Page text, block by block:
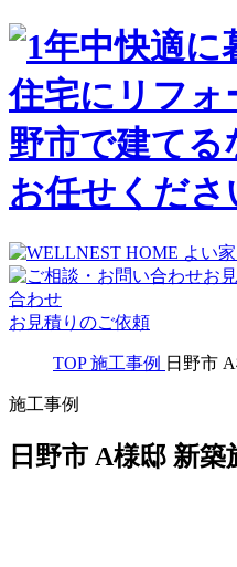
合わせ
お見積りのご依頼
TOP 施工事例 日野市
施工事例
日野市 A様邸 新築